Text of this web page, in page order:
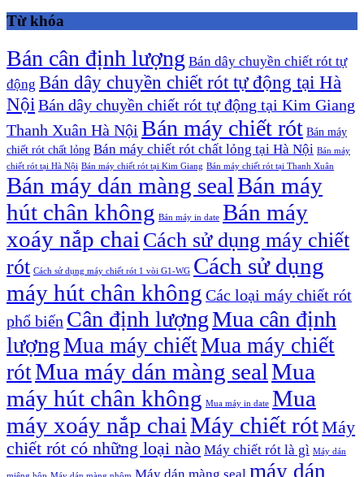
Từ khóa
Bán cân định lượng Bán dây chuyền chiết rót tự
động Bán dây chuyền chiết rót tự động tại Hà
Nội Bán dây chuyền chiết rót tự động tại Kim Giang
Thanh Xuân Hà Nội Bán máy chiết rót Bán máy
chiết rót chất lỏng Bán máy chiết rót chất lỏng tại Hà Nội Bán máy
chiết rót tại Hà Nội Bán máy chiết rót tại Kim Giang Bán máy chiết rót tại Thanh Xuân
Bán máy dán màng sealBán máy
hút chân không Bán máy in date Bán máy
xoáy nắp chai Cách sử dụng máy chiết
rót Cách sử dụng máy chiết rót 1 vòi G1-WG Cách sử dụng
máy hút chân không Các loại máy chiết rót
phổ biến Cân định lượngMua cân định
lượngMua máy chiếtMua máy chiết
rótMua máy dán màng sealMua
máy hút chân không Mua máy in date Mua
máy xoáy nắp chaiMáy chiết rótMáy
chiết rót có những loại nào Máy chiết rót là gì Máy dán
máy dán